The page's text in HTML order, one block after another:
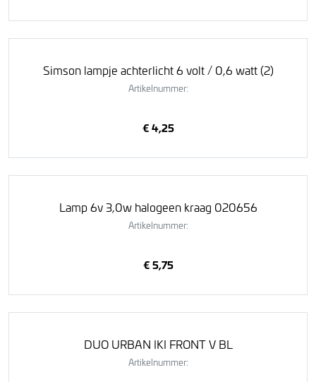
Simson lampje achterlicht 6 volt / 0,6 watt (2)
Artikelnummer:
€ 4,25
Lamp 6v 3,0w halogeen kraag 020656
Artikelnummer:
€ 5,75
DUO URBAN IKI FRONT V BL
Artikelnummer: